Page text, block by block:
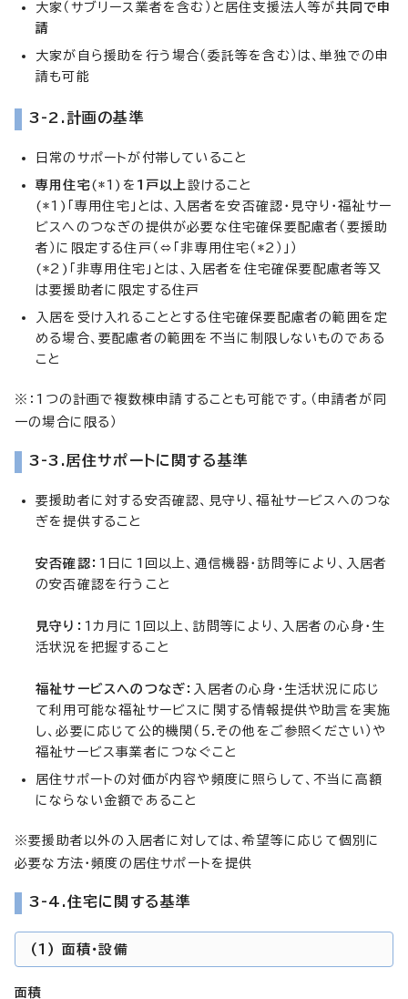
大家（サブリース業者を含む）と居住支援法人等が共同で申
請
大家が自ら援助を行う場合（委託等を含む）は、単独での申
請も可能
3-2.計画の基準
日常のサポートが付帯していること
専用住宅(*1)を 1戸以上 設けること
(*1)「専用住宅」とは、入居者を安否確認・見守り・福祉サー
ビスへのつなぎの提供が必要な住宅確保要配慮者（要援助
者）に限定する住戸（⇔「非専用住宅（*2）」）
(*2)「非専用住宅」とは、入居者を住宅確保要配慮者等又
は要援助者に限定する住戸
入居を受け入れることとする住宅確保要配慮者の範囲を定
める場合、要配慮者の範囲を不当に制限しないものである
こと
※：1つの計画で複数棟申請することも可能です。（申請者が同
一の場合に限る）
3-3.居住サポートに関する基準
要援助者に対する安否確認、見守り、福祉サービスへのつな
ぎを提供すること
安否確認： 1日に1回以上、通信機器・訪問等により、入居者
の安否確認を行うこと
見守り： 1カ月に1回以上、訪問等により、入居者の心身・生
活状況を把握すること
福祉サービスへのつなぎ： 入居者の心身・生活状況に応じ
て利用可能な福祉サービスに関する情報提供や助言を実施
し、必要に応じて公的機関（5.その他をご参照ください）や
福祉サービス事業者につなぐこと
居住サポートの対価が内容や頻度に照らして、不当に高額
にならない金額であること
※要援助者以外の入居者に対しては、希望等に応じて個別に
必要な方法・頻度の居住サポートを提供
3-4.住宅に関する基準
(1) 面積・設備
面積